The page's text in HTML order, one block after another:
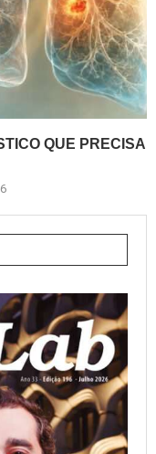
QUE PRECISA